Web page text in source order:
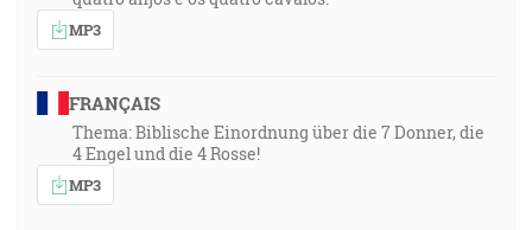
MP3
FRANÇAIS
Thema: Biblische Einordnung über die 7 Donner, die
4 Engel und die 4 Rosse!
MP3